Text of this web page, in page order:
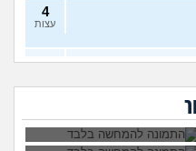
4
עצות
6
3
עצות
האם להתגרש בשביל
ריגוש?